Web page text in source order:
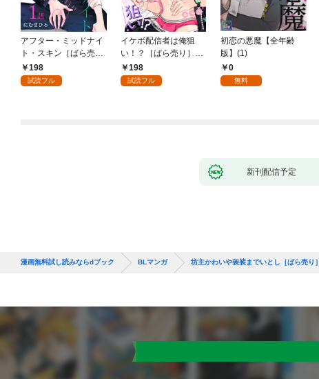
アフター・ミッドナイ
ト・スキン［ばら売
り］ 第1話
198
試読フル
イケボ配信者は俺狙
い！？［ばら売り］
第1話
198
試読フル
初恋の悪魔【全年齢
版】(1)
0
無料
新刊配信予定
漫画無料試し読みならdブック BLマンガ 坊主かわいや袈裟までいとし［ばら売り］